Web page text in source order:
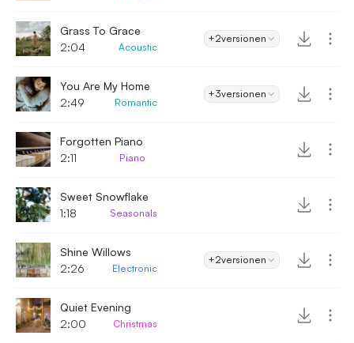
Grass To Grace
2:04
Acoustic
+2versionen
You Are My Home
2:49
Romantic
+3versionen
Forgotten Piano
2:11
Piano
Sweet Snowflake
1:18
Seasonals
Shine Willows
2:26
Electronic
+2versionen
Quiet Evening
2:00
Christmas